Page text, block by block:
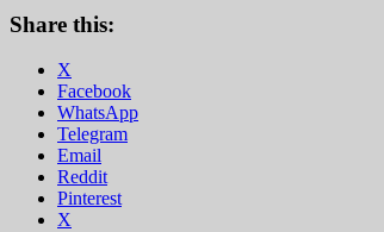
Share this:
X
Facebook
WhatsApp
Telegram
Email
Reddit
Pinterest
X